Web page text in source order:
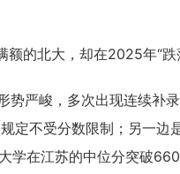
的北大，却在2025年“跌
势严峻，多次出现连续补
定不受分数限制；另一边
在江苏的中位分突破660